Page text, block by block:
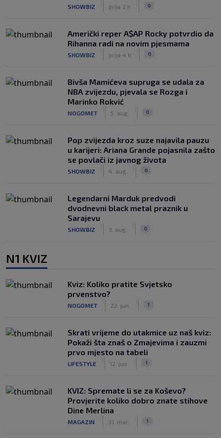
SHOWBIZ prije 2 h 0
Američki reper A$AP Rocky potvrdio da
Rihanna radi na novim pjesmama
SHOWBIZ prije 4 h 0
Bivša Mamićeva supruga se udala za
NBA zvijezdu, pjevala se Rozga i
Marinko Rokvić
NOGOMET 5. aug. 0
Pop zvijezda kroz suze najavila pauzu
u karijeri: Ariana Grande pojasnila zašto
se povlači iz javnog života
SHOWBIZ 4. aug. 0
Legendarni Marduk predvodi
dvodnevni black metal praznik u
Sarajevu
SHOWBIZ 3. aug. 0
N1 KVIZ
Kviz: Koliko pratite Svjetsko
prvenstvo?
NOGOMET 22. jun. 1
Skrati vrijeme do utakmice uz naš kviz:
Pokaži šta znaš o Zmajevima i zauzmi
prvo mjesto na tabeli
LIFESTYLE 12. jun. 1
KVIZ: Spremate li se za Koševo?
Provjerite koliko dobro znate stihove
Dine Merlina
MAGAZIN 31. mar. 1